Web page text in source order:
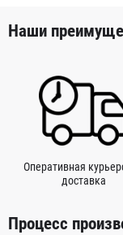
Наши
Оперативная
доставка
Процесс